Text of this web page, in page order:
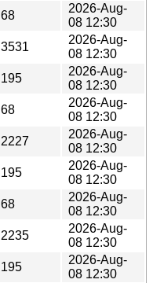
68
2026-Aug-
08 12:30
3531
2026-Aug-
08 12:30
195
2026-Aug-
08 12:30
68
2026-Aug-
08 12:30
2227
2026-Aug-
08 12:30
195
2026-Aug-
08 12:30
68
2026-Aug-
08 12:30
2235
2026-Aug-
08 12:30
195
2026-Aug-
08 12:30